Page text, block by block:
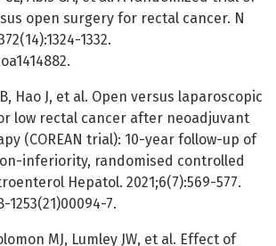
open surgery for rectal cancer. N
1332.
Hao J, et al. Open versus laparoscopic
low rectal cancer after neoadjuvant
(COREAN trial): 10-year follow-up of
inferiority, randomised controlled
Hepatol. 2021;6(7):569-577.
1253(21)00094-7.
MJ, Lumley JW, et al. Effect of